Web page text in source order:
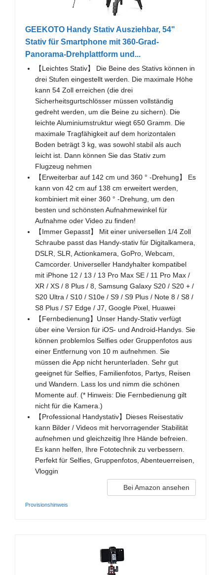
GEEKOTO Handy Stativ Ausziehbar, 54"
Stativ für Smartphone mit 360-Grad-
Panorama-Drehplattform und...
【Leichtes Stativ】 Die Beine des Stativs können in
drei Stufen eingestellt werden. Die maximale Höhe
kann 54 Zoll erreichen (die drei
Sicherheitsgurtschlösser müssen vollständig
gedreht werden, um die Beine zu sichern). Die
leichte Aluminiumstruktur wiegt 650 Gramm. Die
maximale Tragfähigkeit auf dem horizontalen
Boden beträgt 3 kg, was sowohl stabil als auch
leicht ist. Dann können Sie das Stativ zum
Flugzeug nehmen
【Erweiterbar auf 142 cm und 360 ° -Drehung】 Es
kann von 42 cm auf 138 cm erweitert werden,
kombiniert mit einer 360 ° -Drehung, um den
besten und schönsten Aufnahmewinkel für
Aufnahme oder Video zu finden!
【Immer Gepasst】 Mit einer universellen 1/4 Zoll
Schraube passt das Handy-stativ für Digitalkamera,
DSLR, SLR, Actionkamera, GoPro, Webcam,
Camcorder. Universeller Handyhalter kompatibel
mit iPhone 12 / 13 / 13 Pro Max SE / 11 Pro Max /
XR / XS / 8 Plus / 8, Samsung Galaxy S20 / S20 + /
S20 Ultra / S10 / S10e / S9 / S9 Plus / Note 8 / S8 /
S8 Plus / S7 Edge / J7, Google Pixel, Huawei
【Fernbedienung】Unser Handy-Stativ verfügt
über eine Version für iOS- und Android-Handys. Sie
können problemlos Selfies oder Gruppenfotos aus
einer Entfernung von 10 m aufnehmen. Sie
müssen die App nicht herunterladen. Sehr gut
geeignet für Selfies, Familienfotos, Partys, Reisen
und Wandern. Lass los und nimm die schönen
Momente auf. (* Hinweis: Die Fernbedienung gilt
nicht für die Kamera.)
【Professional Handystativ】Dieses Reisestativ
kann Bilder / Videos mit hervorragender Stabilität
aufnehmen und gleichzeitig Ihre Hände befreien.
Es kann helfen, Ihre Fototechnik zu verbessern.
Perfekt für Selfies, Gruppenfotos, Abenteuerreisen,
Vloggin
Bei Amazon ansehen
Provisionshinweis